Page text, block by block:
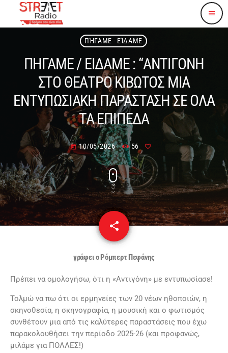
menu
ΠΉΓΑΜΕ - ΕΊΔΑΜΕ
ΠΗΓΑΜΕ / ΕΙΔΑΜΕ : “ΑΝΤΙΓΟΝΗ
ΣΤΟ ΘΕΑΤΡΟ ΚΙΒΩΤΟΣ ΜΙΑ
ΕΝΤΥΠΩΣΙΑΚΗ ΠΑΡΑΣΤΑΣΗ ΣΕ ΟΛΑ
ΤΑ ΕΠΙΠΕΔΑ
today 10/05/2026 56
share
email
γράφει ο Ρόμπερτ Πεφάνης
Πρέπει να ομολογήσω, ότι η «Αντιγόνη» με εντυπωσίασε!
Τολμώ να πω ότι οι ερμηνείες των 20 νέων ηθοποιών, η
σκηνοθεσία, η σκηνογραφία, η μουσική και ο φωτισμός
συνθέτουν μια από τις καλύτερες παραστάσεις που έχω
παρακολουθήσει την περίοδο 2025-26 (και προφανώς,
μιλάμε για ΠΟΛΛΕΣ!)